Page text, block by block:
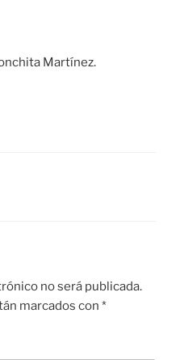
Martínez.
no será publicada.
marcados con *